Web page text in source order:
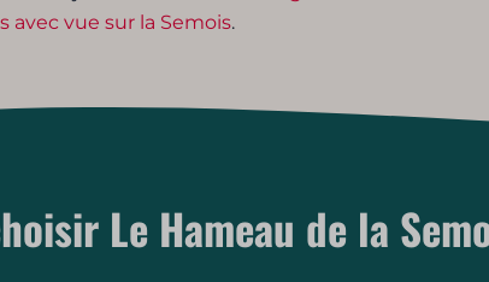
avec vue sur la Semois.
Le Hameau de la